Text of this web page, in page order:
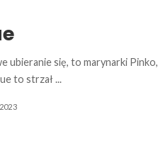
ubieranie się, to marynarki Pinko,
to strzał...